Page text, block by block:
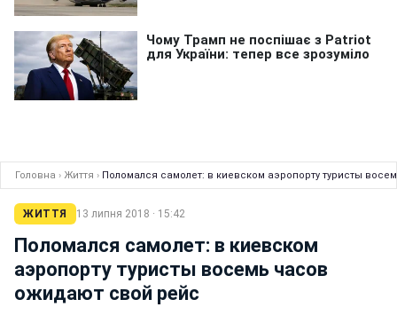
Головна › Життя › Поломался самолет: в киевском аэропорту туристы
ЖИТТЯ 13 липня 2018 · 15:42
Поломался самолет: в киевском
аэропорту туристы восемь часов
ожидают свой рейс